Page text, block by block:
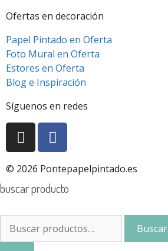
Ofertas en decoración
Papel Pintado en Oferta
Foto Mural en Oferta
Estores en Oferta
Blog e Inspiración
Síguenos en redes
© 2026 Pontepapelpintado.es
buscar producto
Buscar